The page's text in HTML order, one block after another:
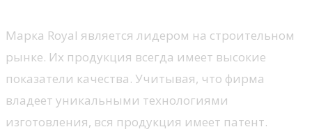
Марка Royal является лидером на строительном
рынке. Их продукция всегда имеет высокие
показатели качества. Учитывая, что фирма
владеет уникальными технологиями
изготовления, вся продукция имеет патент.